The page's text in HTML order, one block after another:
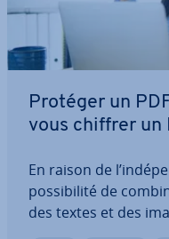
Protéger un
vous chiffrer un
En raison de
pos­si­bi­lité de
des textes et des